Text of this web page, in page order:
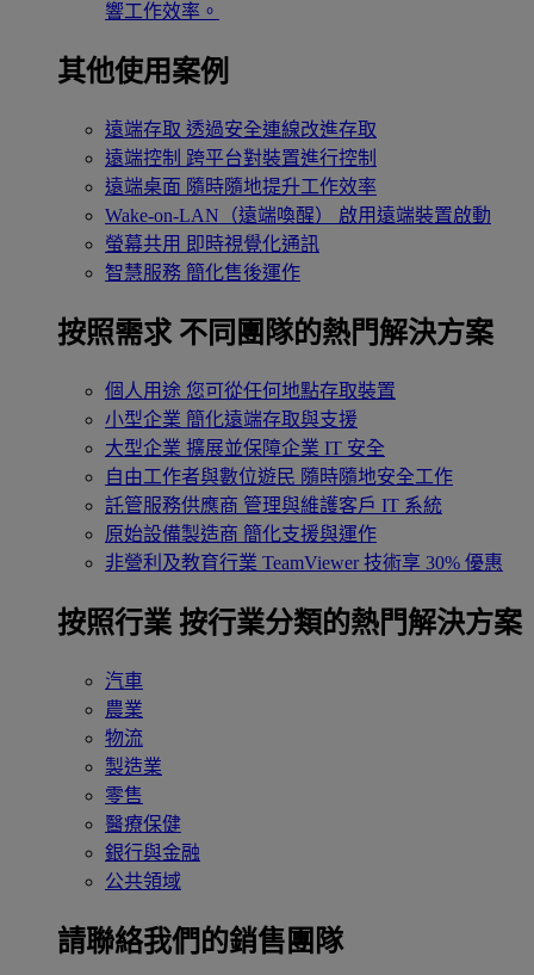
響工作效率。
其他使用案例
遠端存取 透過安全連線改進存取
遠端控制 跨平台對裝置進行控制
遠端桌面 隨時隨地提升工作效率
Wake-on-LAN（遠端喚醒）
啟用遠端裝置啟動
螢幕共用 即時視覺化通訊
智慧服務 簡化售後運作
按照需求 不同團隊的熱門解決方案
個人用途 您可從任何地點存取裝置
小型企業 簡化遠端存取與支援
大型企業 擴展並保障企業 IT 安全
自由工作者與數位遊民 隨時隨地安全工作
託管服務供應商 管理與維護客戶 IT 系統
原始設備製造商 簡化支援與運作
非營利及教育行業 TeamViewer 技術享 30% 優惠
按照行業 按行業分類的熱門解決方案
汽車
農業
物流
製造業
零售
醫療保健
銀行與金融
公共領域
請聯絡我們的銷售團隊